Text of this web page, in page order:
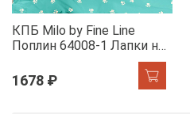
КПБ Milo by Fine Line
Поплин 64008-1 Лапки на
1678 ₽